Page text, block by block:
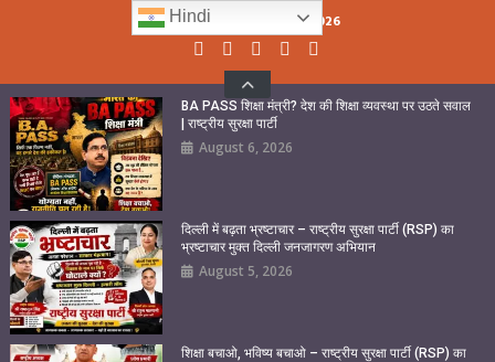
Thursday, August 06, 2026
BA PASS शिक्षा मंत्री? देश की शिक्षा व्यवस्था पर उठते सवाल
| राष्ट्रीय सुरक्षा पार्टी
August 6, 2026
दिल्ली में बढ़ता भ्रष्टाचार – राष्ट्रीय सुरक्षा पार्टी (RSP) का
भ्रष्टाचार मुक्त दिल्ली जनजागरण अभियान
August 5, 2026
शिक्षा बचाओ, भविष्य बचाओ – राष्ट्रीय सुरक्षा पार्टी (RSP) का
Hindi